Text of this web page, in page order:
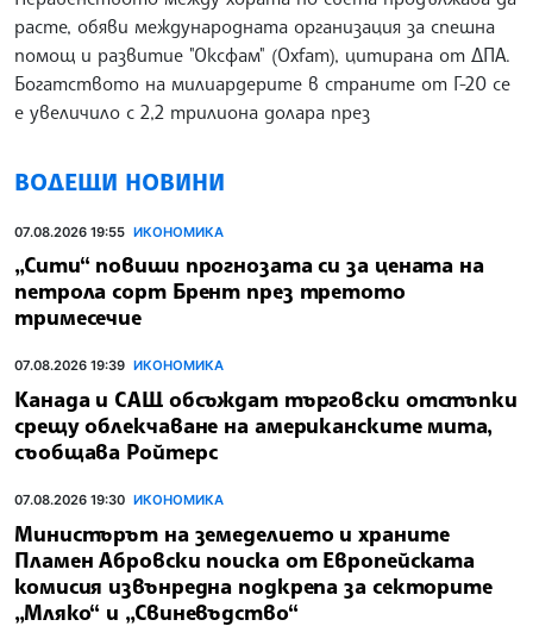
расте, обяви международната организация за спешна
помощ и развитие "Оксфам" (Oxfam), цитирана от ДПА.
Богатството на милиардерите в страните от Г-20 се
е увеличило с 2,2 трилиона долара през
ВОДЕЩИ НОВИНИ
07.08.2026 19:55 ИКОНОМИКА
„Сити“ повиши прогнозата си за цената на
петрола сорт Брент през третото
тримесечие
07.08.2026 19:39 ИКОНОМИКА
Канада и САЩ обсъждат търговски отстъпки
срещу облекчаване на американските мита,
съобщава Ройтерс
07.08.2026 19:30 ИКОНОМИКА
Министърът на земеделието и храните
Пламен Абровски поиска от Европейската
комисия извънредна подкрепа за секторите
„Мляко“ и „Свиневъдство“